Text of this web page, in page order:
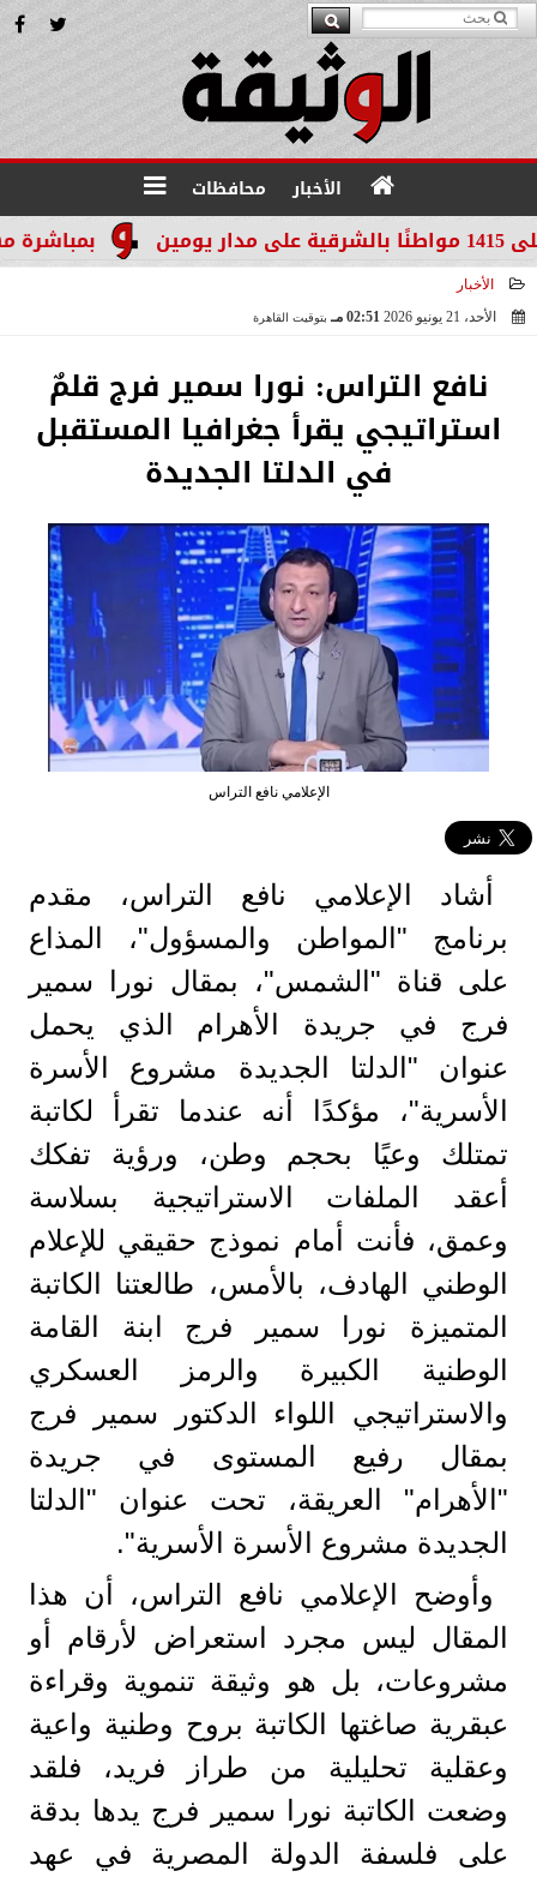
الأخبار محافظات
بمباشرة
الأخبار
الأحد، 21 يونيو 2026
02:51 مـ بتوقيت القاهرة
نافع التراس: نورا سمير فرج قلمٌ
استراتيجي يقرأ جغرافيا المستقبل
في الدلتا الجديدة
الإعلامي نافع التراس
أشاد الإعلامي نافع التراس، مقدم
برنامج "المواطن والمسؤول"، المذاع
على قناة "الشمس"، بمقال نورا سمير
فرج في جريدة الأهرام الذي يحمل
عنوان "الدلتا الجديدة مشروع الأسرة
الأسرية"، مؤكدًا أنه عندما تقرأ لكاتبة
تمتلك وعيًا بحجم وطن، ورؤية تفكك
أعقد الملفات الاستراتيجية بسلاسة
وعمق، فأنت أمام نموذج حقيقي للإعلام
الوطني الهادف، بالأمس، طالعتنا الكاتبة
المتميزة نورا سمير فرج ابنة القامة
الوطنية الكبيرة والرمز العسكري
والاستراتيجي اللواء الدكتور سمير فرج
بمقال رفيع المستوى في جريدة
"الأهرام" العريقة، تحت عنوان "الدلتا
الجديدة مشروع الأسرة الأسرية".
وأوضح الإعلامي نافع التراس، أن هذا
المقال ليس مجرد استعراض لأرقام أو
مشروعات، بل هو وثيقة تنموية وقراءة
عبقرية صاغتها الكاتبة بروح وطنية واعية
وعقلية تحليلية من طراز فريد، فلقد
وضعت الكاتبة نورا سمير فرج يدها بدقة
على فلسفة الدولة المصرية في عهد